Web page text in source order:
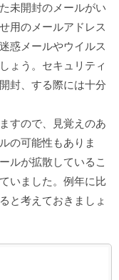
未開封のメールがい
用のメールアドレス
惑メールやウイルス
ょう。セキュリティ
封、する際には十分
すので、見覚えのあ
の可能性もありま
ルが拡散しているこ
いました。例年に比
と考えておきましょ